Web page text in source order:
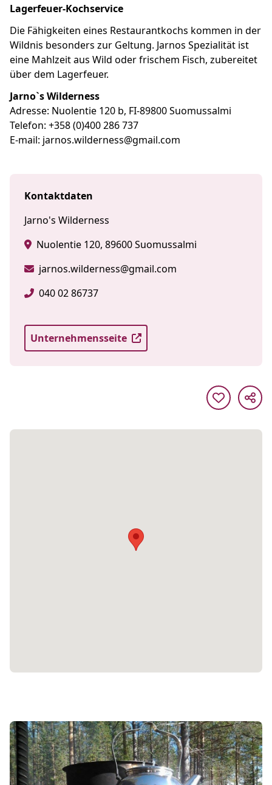
Lagerfeuer-Kochservice
Die Fähigkeiten eines Restaurantkochs kommen in der
Wildnis besonders zur Geltung. Jarnos Spezialität ist
eine Mahlzeit aus Wild oder frischem Fisch, zubereitet
über dem Lagerfeuer.
Jarno`s Wilderness
Adresse: Nuolentie 120 b, FI-89800 Suomussalmi
Telefon: +358 (0)400 286 737
E-mail: jarnos.wilderness@gmail.com
Kontaktdaten
Jarno's Wilderness
Nuolentie 120, 89600 Suomussalmi
jarnos.wilderness@gmail.com
040 02 86737
Unternehmensseite